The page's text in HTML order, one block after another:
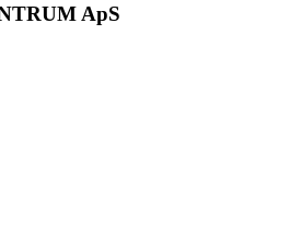
ApS